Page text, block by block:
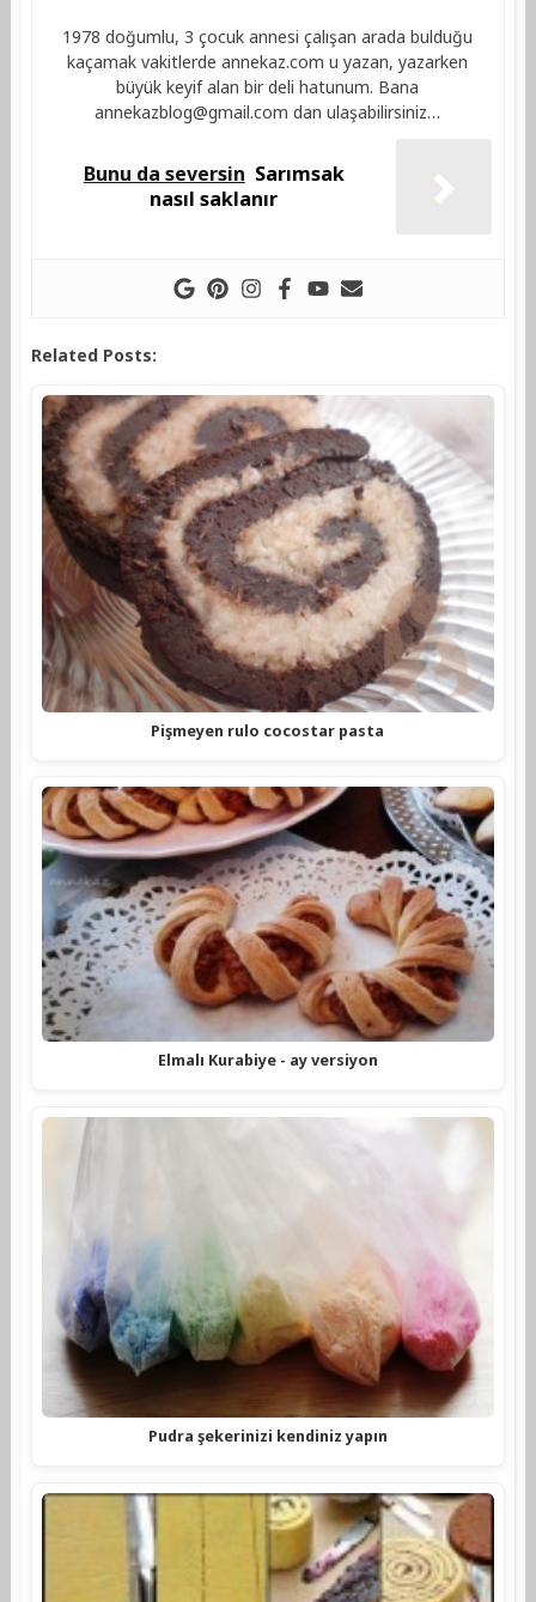
1978 doğumlu, 3 çocuk annesi çalışan arada bulduğu
kaçamak vakitlerde annekaz.com u yazan, yazarken
büyük keyif alan bir deli hatunum. Bana
annekazblog@gmail.com dan ulaşabilirsiniz…
Bunu da seversin Sarımsak
nasıl saklanır
Related Posts:
Pişmeyen rulo cocostar pasta
Elmalı Kurabiye - ay versiyon
Pudra şekerinizi kendiniz yapın